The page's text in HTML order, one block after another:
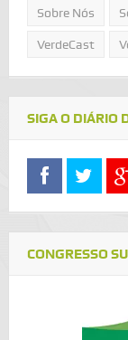
Sobre Nós
VerdeCast
SIGA O DIÁRIO
CONGRESSO